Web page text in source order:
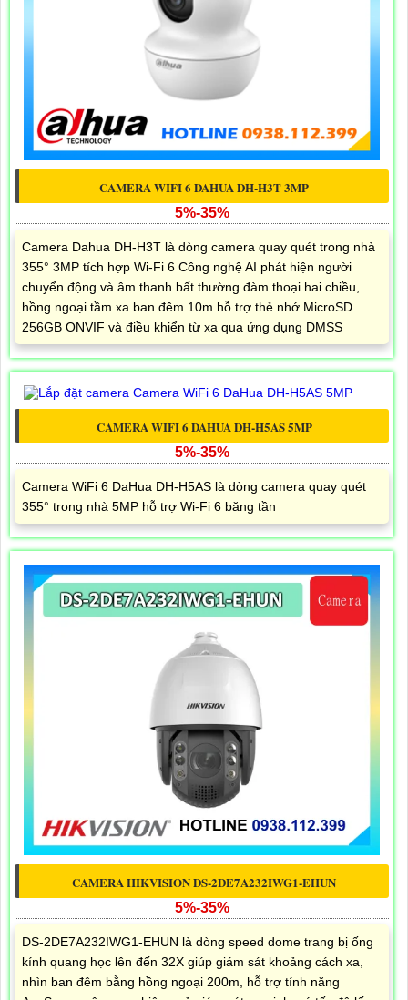
CAMERA WIFI 6 DAHUA DH-H3T 3MP
5%-35%
Camera Dahua DH-H3T là dòng camera quay quét trong nhà
355° 3MP tích hợp Wi-Fi 6 Công nghệ AI phát hiện người
chuyển động và âm thanh bất thường đàm thoại hai chiều,
hồng ngoại tầm xa ban đêm 10m hỗ trợ thẻ nhớ MicroSD
256GB ONVIF và điều khiển từ xa qua ứng dụng DMSS
CAMERA WIFI 6 DAHUA DH-H5AS 5MP
5%-35%
Camera WiFi 6 DaHua DH-H5AS là dòng camera quay quét
355° trong nhà 5MP hỗ trợ Wi-Fi 6 băng tần
CAMERA HIKVISION DS-2DE7A232IWG1-EHUN
5%-35%
DS-2DE7A232IWG1-EHUN là dòng speed dome trang bị ống
kính quang học lên đến 32X giúp giám sát khoảng cách xa,
nhìn ban đêm bằng hồng ngoại 200m, hỗ trợ tính năng